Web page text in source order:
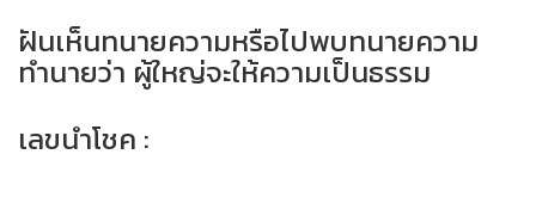
ฝันเห็นทนายความหรือไปพบทนายความ
ทำนายว่า ผู้ใหญ่จะให้ความเป็นธรรม
เลขนำโชค :